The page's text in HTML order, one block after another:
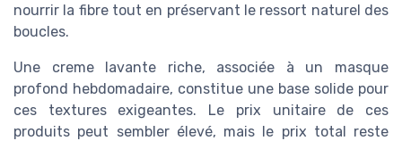
nourrir la fibre tout en préservant le ressort naturel des
boucles.
Une creme lavante riche, associée à un masque
profond hebdomadaire, constitue une base solide pour
ces textures exigeantes. Le prix unitaire de ces
produits peut sembler élevé, mais le prix total reste